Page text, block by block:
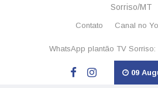
Sorriso/MT
Contato Canal no
WhatsApp plantão TV Sorriso:
09